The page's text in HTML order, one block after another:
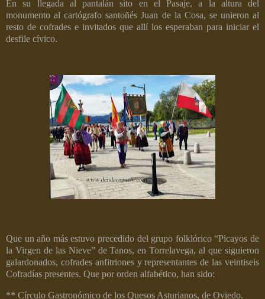
En su llegada al pantalán sito en el Pasaje, a la altura del
monumento al cartógrafo santoñés Juan de la Cosa, se unieron al
resto de cofrades e invitados que allí los esperaban para iniciar el
desfile cívico.
Que un año más estuvo precedido del grupo folklórico “Picayos de
la Virgen de las Nieve” de Tanos, en Torrelavega, al que siguieron
galardonados, cofrades anfitriones y representantes de las veintiseis
Cofradías presentes. Que por orden alfabético, han sido:
** Círculo Gastronómico de los Quesos Asturianos, de Oviedo.